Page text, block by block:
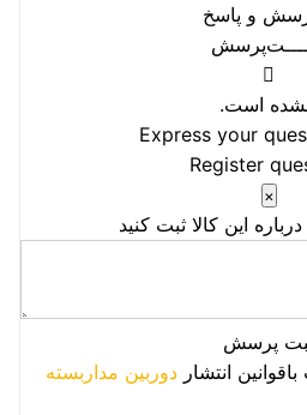
و پاسخ
است.
Express your
Register
×
این کالا ثبت کنید
پرسش
انتشار دوربین مداربسته